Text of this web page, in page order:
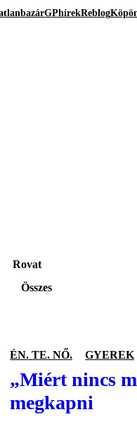
GPhírekReblog
Rovat
Összes
ÉN. TE. NŐ. GYEREK
„Miért nincs
megkapni